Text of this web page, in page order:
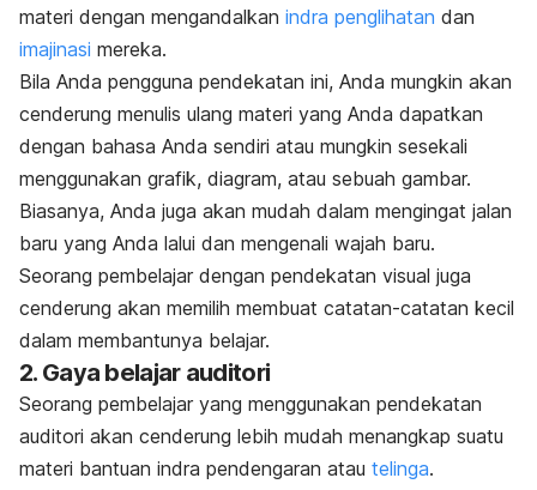
materi dengan mengandalkan indra penglihatan dan
imajinasi mereka.
Bila Anda pengguna pendekatan ini, Anda mungkin akan
cenderung menulis ulang materi yang Anda dapatkan
dengan bahasa Anda sendiri atau mungkin sesekali
menggunakan grafik, diagram, atau sebuah gambar.
Biasanya, Anda juga akan mudah dalam mengingat jalan
baru yang Anda lalui dan mengenali wajah baru.
Seorang pembelajar dengan pendekatan visual juga
cenderung akan memilih membuat catatan-catatan kecil
dalam membantunya belajar.
2. Gaya belajar auditori
Seorang pembelajar yang menggunakan pendekatan
auditori akan cenderung lebih mudah menangkap suatu
materi bantuan indra pendengaran atau telinga.